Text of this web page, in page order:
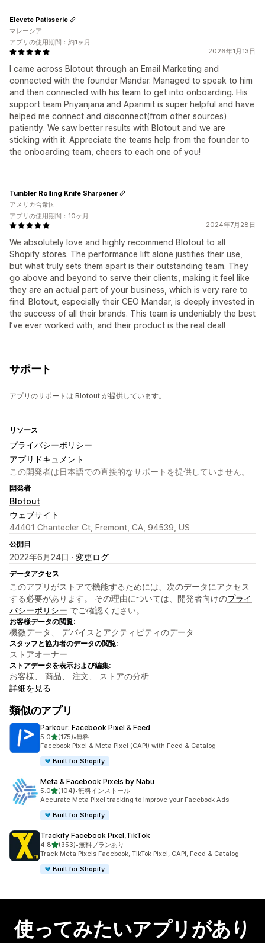
2026年1月13日
I came across Blotout through an Email Marketing and
connected with the founder Mandar. Managed to speak to him
and then connected with his team to get into onboarding. His
support team Priyanjana and Aparimit is super helpful and have
helped me connect and disconnect(from other sources)
patiently. We saw better results with Blotout and we are
sticking with it. Appreciate the teams help from the founder to
the onboarding team, cheers to each one of you!
Elevete Patisserie
マレーシア
アプリの使用期間：約1ヶ月
2024年7月28日
We absolutely love and highly recommend Blotout to all
Shopify stores. The performance lift alone justifies their use,
but what truly sets them apart is their outstanding team. They
go above and beyond to serve their clients, making it feel like
they are an actual part of your business, which is very rare to
find. Blotout, especially their CEO Mandar, is deeply invested in
the success of all their brands. This team is undeniably the best
I’ve ever worked with, and their product is the real deal!
Tumbler Rolling Knife Sharpener
アメリカ合衆国
アプリの使用期間：10ヶ月
サポート
アプリのサポートは Blotout が提供しています。
リソース
プライバシーポリシー
アプリドキュメント
この開発者は日本語での直接的なサポートを提供していません。
開発者
Blotout
ウェブサイト
44401 Chantecler Ct, Fremont, CA, 94539, US
公開日
2022年6月24日 · 変更ログ
データアクセス
このアプリがストアで機能するためには、次のデータにアクセス
する必要があります。 その理由については、開発者向けのプライ
バシーポリシー でご確認ください。
お客様データの閲覧:
機微データ、 デバイスとアクティビティのデータ
スタッフと協力者のデータの閲覧:
ストアオーナー
ストアデータを表示および編集:
お客様、 商品、 注文、 ストアの分析
詳細を見る
類似のアプリ
Parkour: Facebook Pixel & Feed
5.05つ星中
(175)
合計レビュー数：175件
•無料
Facebook Pixel & Meta Pixel (CAPI) with Feed & Catalog
Built for Shopify
Meta & Facebook Pixels by Nabu
5.05つ星中
(104)
合計レビュー数：104件
•無料インストール
Accurate Meta Pixel tracking to improve your Facebook Ads
Built for Shopify
Trackify Facebook Pixel,TikTok
4.85つ星中
(353)
合計レビュー数：353件
•無料プランあり
Track Meta Pixels Facebook, TikTok Pixel, CAPI, Feed & Catalog
Built for Shopify
使ってみたいアプリがあり